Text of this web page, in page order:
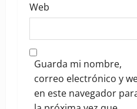
Web
Guarda mi nombre,
correo electrónico y
en este navegador